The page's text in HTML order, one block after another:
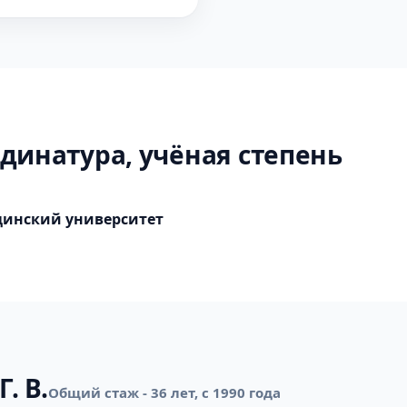
учёная степень
университет
В.Общий стаж - 36 лет, с 1990 года